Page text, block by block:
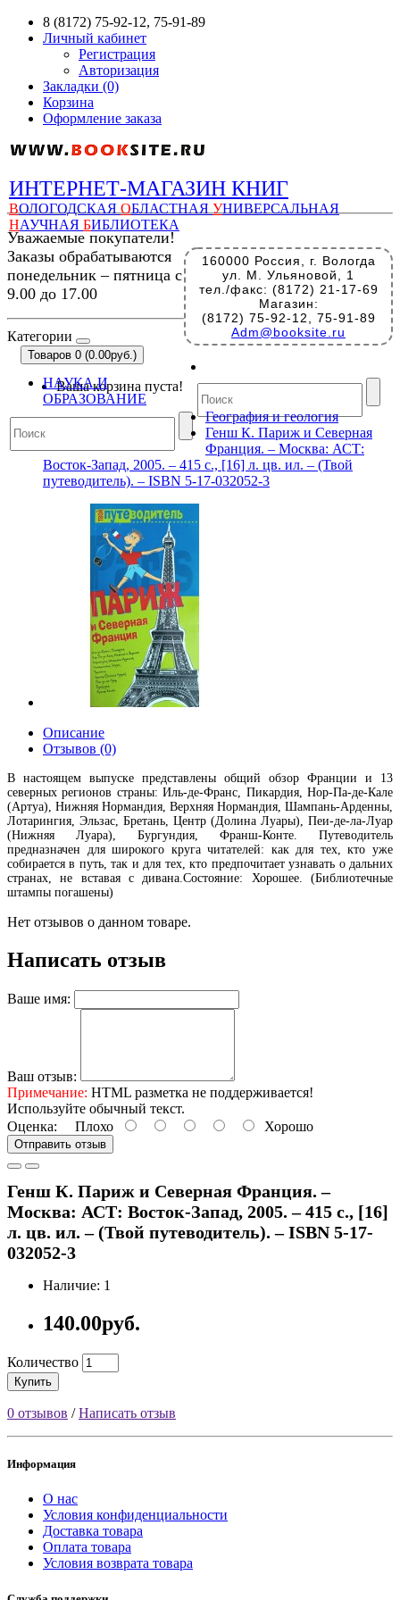
8 (8172) 75-92-12, 75-91-89
Личный кабинет
Регистрация
Авторизация
Закладки (0)
Корзина
Оформление заказа
ИНТЕРНЕТ-МАГАЗИН КНИГ
ВОЛОГОДСКАЯ ОБЛАСТНАЯ УНИВЕРСАЛЬНАЯ
НАУЧНАЯ БИБЛИОТЕКА
160000 Россия, г. Вологда
ул. М. Ульяновой, 1
тел./факс: (8172) 21-17-69
Магазин:
(8172) 75-92-12, 75-91-89
Adm@booksite.ru
Уважаемые покупатели!
Заказы обрабатываются
понедельник – пятница с
9.00 до 17.00
Категории
Товаров 0 (0.00руб.)
Ваша корзина пуста!
НАУКА И
ОБРАЗОВАНИЕ
География и геология
Генш К. Париж и Северная
Франция. – Москва: АСТ:
Восток-Запад, 2005. – 415 с., [16] л. цв. ил. – (Твой
путеводитель). – ISBN 5-17-032052-3
Описание
Отзывов (0)
В настоящем выпуске представлены общий обзор Франции и 13
северных регионов страны: Иль-де-Франс, Пикардия, Hop-Па-де-Кале
(Артуа), Нижняя Нормандия, Верхняя Нормандия, Шампань-Арденны,
Лотарингия, Эльзас, Бретань, Центр (Долина Луары), Пеи-де-ла-Луар
(Нижняя Луара), Бургундия, Франш-Конте. Путеводитель
предназначен для широкого круга читателей: как для тех, кто уже
собирается в путь, так и для тех, кто предпочитает узнавать о дальних
странах, не вставая с дивана.Состояние: Хорошее. (Библиотечные
штампы погашены)
Нет отзывов о данном товаре.
Написать отзыв
Ваше имя:
Ваш отзыв:
Примечание: HTML разметка не поддерживается!
Используйте обычный текст.
Оценка: Плохо Хорошо
Отправить отзыв
Генш К. Париж и Северная Франция. –
Москва: АСТ: Восток-Запад, 2005. – 415 с., [16]
л. цв. ил. – (Твой путеводитель). – ISBN 5-17-
032052-3
Наличие: 1
140.00руб.
Количество
Купить
0 отзывов /Написать отзыв
Информация
О нас
Условия конфиденциальности
Доставка товара
Оплата товара
Условия возврата товара